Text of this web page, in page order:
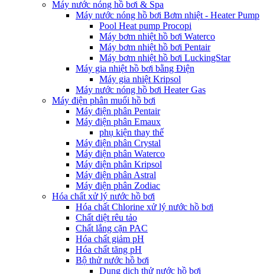
Máy nước nóng hồ bơi & Spa
Máy nước nóng hồ bơi Bơm nhiệt - Heater Pump
Pool Heat pump Procopi
Máy bơm nhiệt hồ bơi Waterco
Máy bơm nhiệt hồ bơi Pentair
Máy bơm nhiệt hồ bơi LuckingStar
Máy gia nhiệt hồ bơi bằng Điện
Máy gia nhiệt Kripsol
Máy nước nóng hồ bơi Heater Gas
Máy điện phân muối hồ bơi
Máy điện phân Pentair
Máy điện phân Emaux
phụ kiện thay thế
Máy điện phân Crystal
Máy điện phân Waterco
Máy điện phân Kripsol
Máy điện phân Astral
Máy điện phân Zodiac
Hóa chất xử lý nước hồ bơi
Hóa chất Chlorine xử lý nước hồ bơi
Chất diệt rêu tảo
Chất lắng cặn PAC
Hóa chất giảm pH
Hóa chất tăng pH
Bộ thử nước hồ bơi
Dung dịch thử nước hồ bơi